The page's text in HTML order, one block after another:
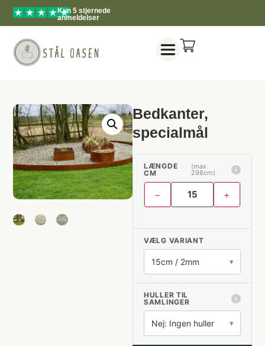
Kun 5 stjernede
anmeldelser
Bedkanter,
specialmål
LÆNGDE
CM
(max
298cm) ℹ
− +
VÆLG VARIANT
▾
HULLER TIL
SAMLINGER
ℹ
▾